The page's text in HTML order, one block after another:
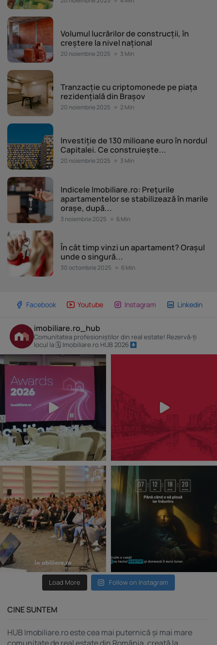
Volumul lucrărilor de construcții, în
creștere la nivel național
20 noiembrie 2025 3 Min
Tranzacție cu criptomonede pe piața
rezidențială din Brașov
20 noiembrie 2025 2 Min
Investiție de 130 milioane euro în nordul
Capitalei. Ce construiește...
20 noiembrie 2025 3 Min
Indicele Imobiliare.ro: Prețurile
apartamentelor se stabilizează în marile
orașe, după...
3 noiembrie 2025 6 Min
În cât timp vinzi un apartament? Orașul
unde o singură...
30 octombrie 2025 6 Min
Facebook Youtube Instagram Linkedin
imobiliare.ro_hub
Comunitatea profesioniștilor din real estate! Rezervă-ți
locul la 🗓 Imobiliare.ro HUB 2026
Load More Follow on Instagram
CINE SUNTEM
HUB Imobiliare.ro este cea mai puternică și mai mare